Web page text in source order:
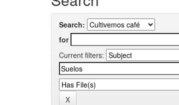
Search:
for
Current filters: